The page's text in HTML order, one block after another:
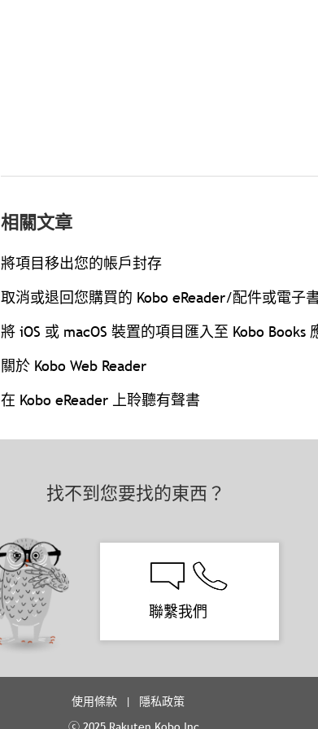
相關文章
將項目移出您的帳戶封存
取消或退回您購買的 Kobo eReader/配件或電子
將 iOS 或 macOS 裝置的項目匯入至 Kobo Books
關於 Kobo Web Reader
在 Kobo eReader 上聆聽有聲書
找不到您要找的東西？
聯繫我們
使用條款
隱私政策